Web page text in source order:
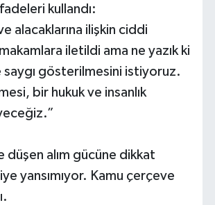
kullandı:
alacaklarına ilişkin ciddi
iletildi ama ne yazık ki
saygı gösterilmesini istiyoruz.
bir hukuk ve insanlık
düşen alım gücüne dikkat
yansımıyor. Kamu çerçeve